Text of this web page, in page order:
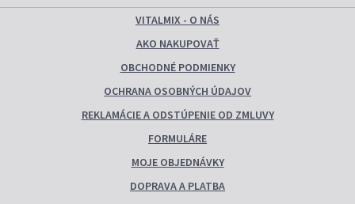
VITALMIX - O NÁS
AKO NAKUPOVAŤ
OBCHODNÉ PODMIENKY
OCHRANA OSOBNÝCH ÚDAJOV
REKLAMÁCIE A ODSTÚPENIE OD ZMLUVY
FORMULÁRE
MOJE OBJEDNÁVKY
DOPRAVA A PLATBA